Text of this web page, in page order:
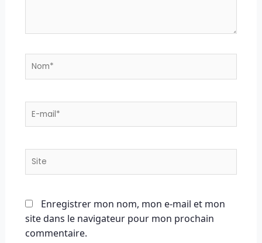
Nom*
E-
Site
Enregistrer mon nom, mon e-mail et mon
site dans le navigateur pour mon prochain
commentaire.